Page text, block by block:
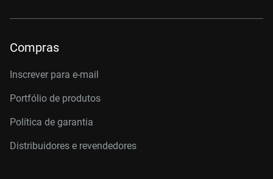
Compras
Inscrever para e-mail
Portfólio de produtos
Política de garantia
Distribuidores e revendedores